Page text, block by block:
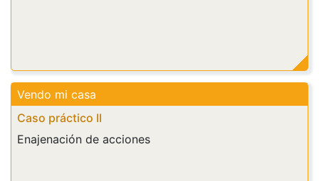
Caso práctico II
Vendo mi casa
Enajenación de acciones